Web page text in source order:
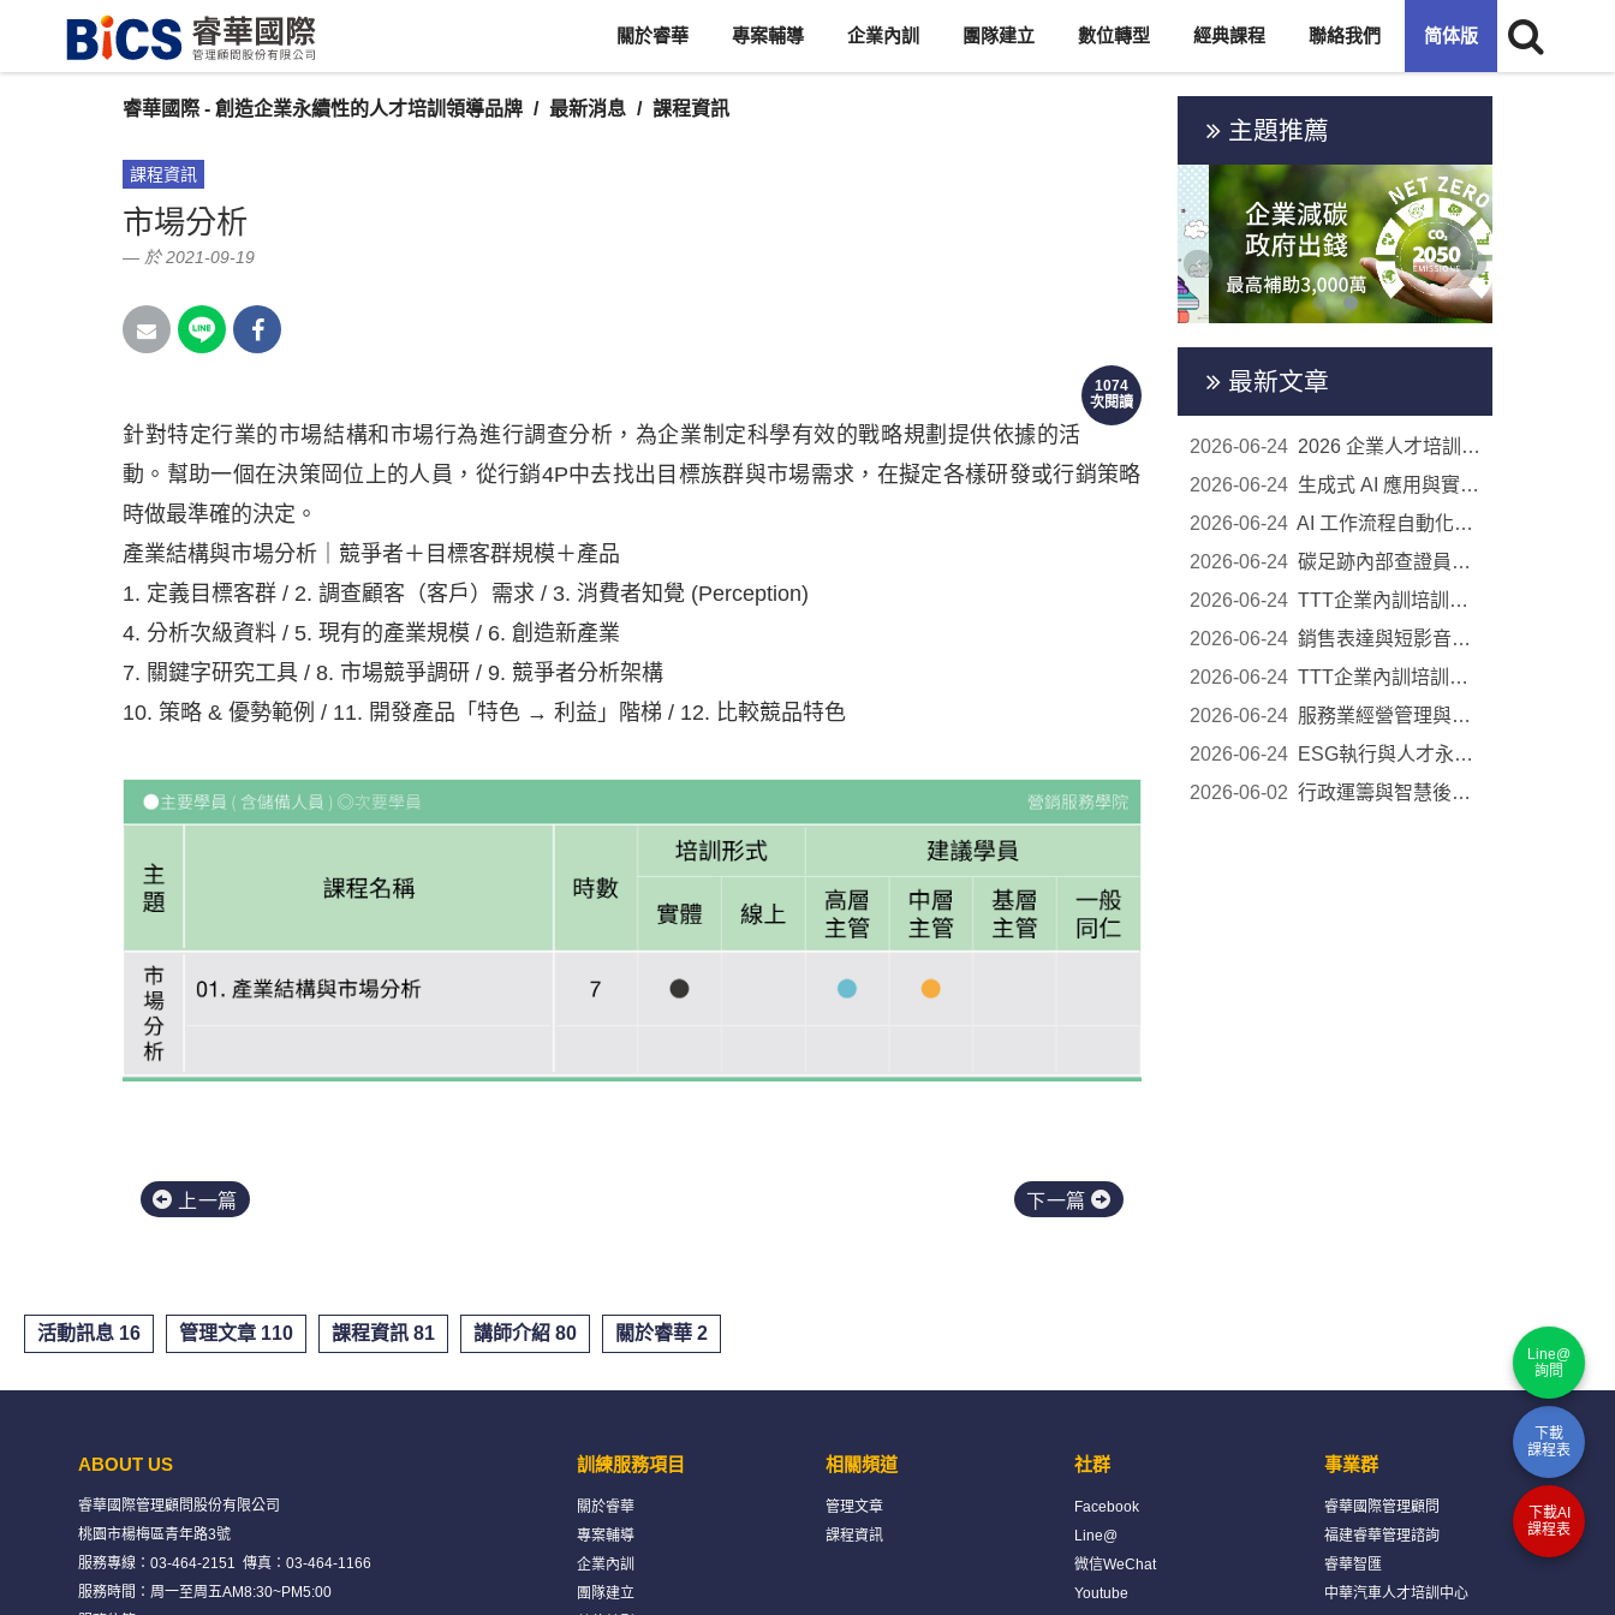
下載
課程表
下載AI
課程表
Line@
詢問
關於睿華 專案輔導 企業內訓 團隊建立 數位轉型 經典課程 聯絡我們 简体版
睿華國際 - 創造企業永續性的人才培訓領導品牌 最新消息 課程資訊
課程資訊
市場分析
於 2021-09-19
1074
次閱讀
針對特定行業的市場結構和市場行為進行調查分析，為企業制定科學有效的戰略規劃提供依據的活
動。幫助一個在決策岡位上的人員，從行銷4P中去找出目標族群與市場需求，在擬定各樣研發或行銷策略
時做最準確的決定。
產業結構與市場分析｜競爭者＋目標客群規模＋產品
1. 定義目標客群 / 2. 調查顧客（客戶）需求 / 3. 消費者知覺 (Perception)
4. 分析次級資料 / 5. 現有的產業規模 / 6. 創造新產業
7. 關鍵字研究工具 / 8. 市場競爭調研 / 9. 競爭者分析架構
10. 策略 & 優勢範例 / 11. 開發產品「特色 → 利益」階梯 / 12. 比較競品特色
上一篇 下一篇
主題推薦
最新文章
2026-06-24 2026 企業人才培訓公開班｜8 大主題課程開放報名
2026-06-24 生成式 AI 應用與實務工作導入｜2026 企業人才培訓...
2026-06-24 AI 工作流程自動化實戰｜2026 企業人才培訓公開班
2026-06-24 碳足跡內部查證員培訓｜2026 企業人才培訓公開班
2026-06-24 TTT企業內訓培訓數位班｜2026 企業人才培訓公開班
2026-06-24 銷售表達與短影音行銷應用實戰｜2026 企業人才培...
2026-06-24 TTT企業內訓培訓基礎班｜2026 企業人才培訓公開班
2026-06-24 服務業經營管理與AI賦能｜2026 企業人才培訓公開...
2026-06-24
ESG執行與人才永續發展｜2026 企業人才培訓公開班
2026-06-02 行政運籌與智慧後勤：把時間還給真正需要人的工...
活動訊息 16 管理文章 110 課程資訊 81 講師介紹 80 關於睿華 2
ABOUT US
睿華國際管理顧問股份有限公司
桃園市楊梅區青年路3號
服務專線： 03-464-2151 傳真：03-464-1166
服務時間：周一至周五AM8:30~PM5:00
訓練服務項目
關於睿華
專案輔導
企業內訓
團隊建立
相關頻道
管理文章
課程資訊
社群
Facebook
Line@
微信WeChat
Youtube
事業群
睿華國際管理顧問
福建睿華管理諮詢
睿華智匯
中華汽車人才培訓中心